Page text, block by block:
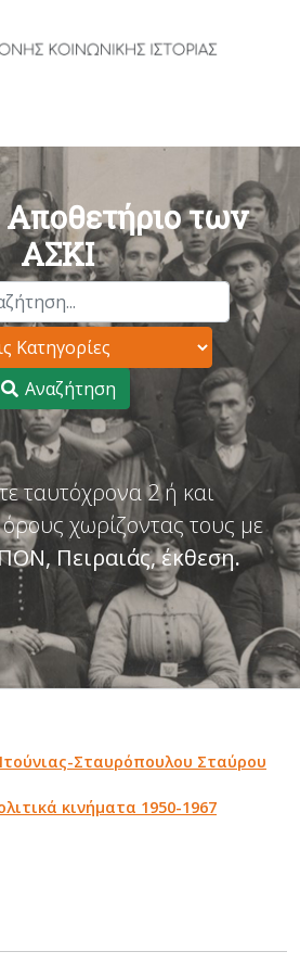
των
ΑΣΚΙ
Αναζήτηση
ταυτόχρονα 2 ή και
χωρίζοντας τους με
Πειραιάς, έκθεση.
Σταυρόπουλου Σταύρου
κινήματα 1950-1967